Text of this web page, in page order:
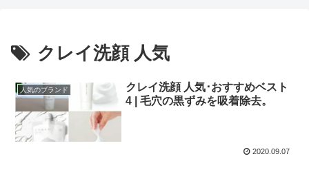
クレイ洗顔 人気
人気のブランド
クレイ洗顔 人気･おすすめベスト
4 | 毛穴の黒ずみを吸着除去。
2020.09.07